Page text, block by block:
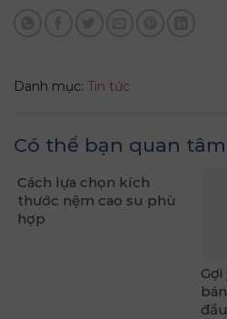
Danh mục: Tin tức
Có thể bạn quan
Cách lựa chọn kích
thước nệm cao su phù
hợp